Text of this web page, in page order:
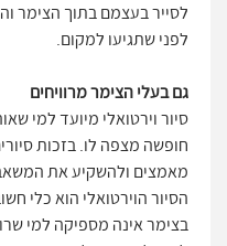
לסייר בעצמם בתוך הצימר
לפני שתגיעו למקום.
גם בעלי הצימר מרוויחים
סיור וירטואלי מיועד למי
חופשה מצפה לו. בזכות
מאמצים ולהשקיע את
הסיור הוירטואלי הוא כלי
בצימר אינה מספיקה למי